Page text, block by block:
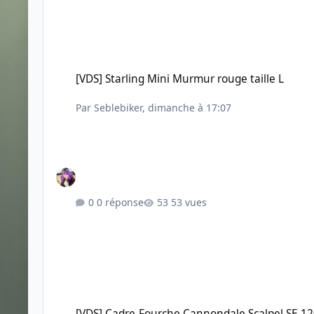
[VDS] Starling Mini Murmur rouge taille L
ParSeblebiker,dimanche à 17:07
0 réponse 53 vues